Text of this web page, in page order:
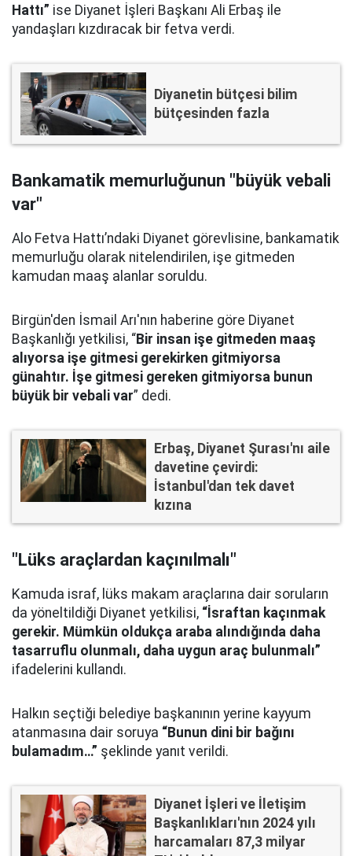
Hattı” ise Diyanet İşleri Başkanı Ali Erbaş ile
yandaşları kızdıracak bir fetva verdi.
Diyanetin bütçesi bilim
bütçesinden fazla
Bankamatik memurluğunun "büyük vebali
var"
Alo Fetva Hattı’ndaki Diyanet görevlisine, bankamatik
memurluğu olarak nitelendirilen, işe gitmeden
kamudan maaş alanlar soruldu.
Birgün'den İsmail Arı'nın haberine göre Diyanet
Başkanlığı yetkilisi, “Bir insan işe gitmeden maaş
alıyorsa işe gitmesi gerekirken gitmiyorsa
günahtır. İşe gitmesi gereken gitmiyorsa bunun
büyük bir vebali var” dedi.
Erbaş, Diyanet Şurası'nı aile
davetine çevirdi:
İstanbul'dan tek davet
kızına
"Lüks araçlardan kaçınılmalı"
Kamuda israf, lüks makam araçlarına dair soruların
da yöneltildiği Diyanet yetkilisi, “İsraftan kaçınmak
gerekir. Mümkün oldukça araba alındığında daha
tasarruflu olunmalı, daha uygun araç bulunmalı”
ifadelerini kullandı.
Halkın seçtiği belediye başkanının yerine kayyum
atanmasına dair soruya “Bunun dini bir bağını
bulamadım…” şeklinde yanıt verildi.
Diyanet İşleri ve İletişim
Başkanlıkları'nın 2024 yılı
harcamaları 87,3 milyar